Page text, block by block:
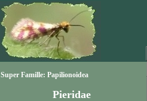
Super Famille: Papilionoidea
Pieridae